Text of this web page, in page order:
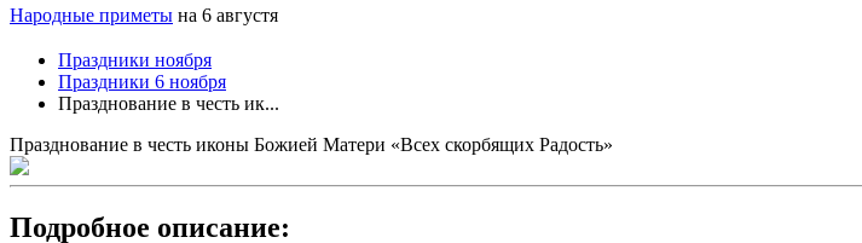
Народные приметы на 6 августя
Праздники ноября
Праздники 6 ноября
Празднование в честь ик...
Празднование в честь иконы Божией Матери «Всех скорбящих Радость»
Подробное описание: